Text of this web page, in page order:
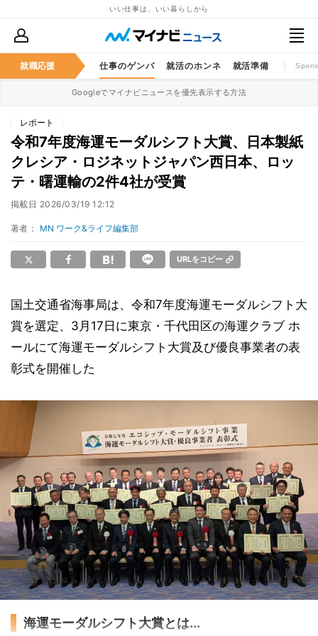
いい仕事は、いい暮らしから
就職応援 仕事のゲンバ 就活のホンネ 就活準備
Googleでマイナビニュースを優先表示する方法
レポート
令和7年度海運モーダルシフト大賞、日本製紙
クレシア・ロジネットジャパン西日本、ロッ
テ・曙運輸の2件4社が受賞
掲載日 2026/03/19 12:12
著者： MN ワーク&ライフ編集部
URLをコピー
国土交通省海事局は、令和7年度海運モーダルシフト大
賞を選定、3月17日に東京・千代田区の海運クラブ ホ
ールにて海運モーダルシフト大賞及び優良事業者の表
彰式を開催した
海運モーダルシフト大賞とは...